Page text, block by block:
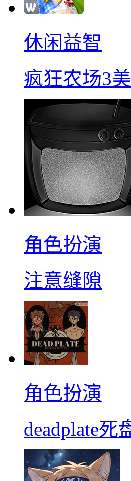
休闲益智
疯狂农场3
角色扮演
注意缝隙
角色扮演
deadplate死